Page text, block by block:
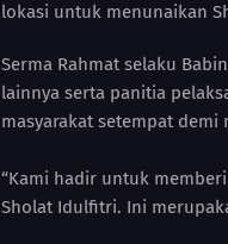
lokasi untuk menunaikan
Serma Rahmat selaku
lainnya serta panitia
masyarakat setempat
“Kami hadir untuk
Sholat Idulfitri. Ini